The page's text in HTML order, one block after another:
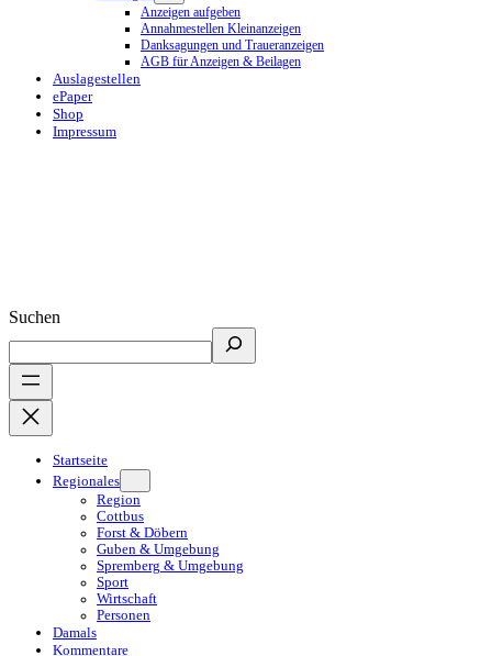
Anzeigen aufgeben
Annahmestellen Kleinanzeigen
Danksagungen und Traueranzeigen
AGB für Anzeigen & Beilagen
Auslagestellen
ePaper
Shop
Impressum
Suchen
Startseite
Regionales
Region
Cottbus
Forst & Döbern
Guben & Umgebung
Spremberg & Umgebung
Sport
Wirtschaft
Personen
Damals
Kommentare